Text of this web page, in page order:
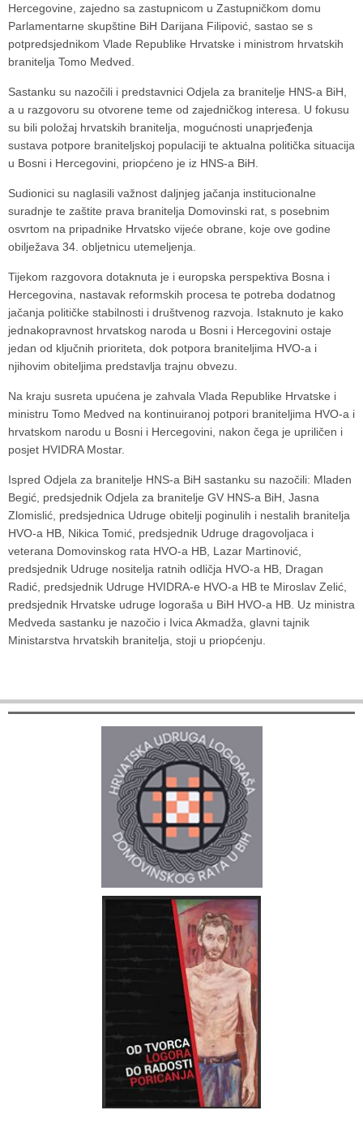
Hercegovine, zajedno sa zastupnicom u Zastupničkom domu
Parlamentarne skupštine BiH Darijana Filipović, sastao se s
potpredsjednikom Vlade Republike Hrvatske i ministrom hrvatskih
branitelja Tomo Medved.
Sastanku su nazočili i predstavnici Odjela za branitelje HNS-a BiH,
a u razgovoru su otvorene teme od zajedničkog interesa. U fokusu
su bili položaj hrvatskih branitelja, mogućnosti unaprjeđenja
sustava potpore braniteljskoj populaciji te aktualna politička situacija
u Bosni i Hercegovini, priopćeno je iz HNS-a BiH.
Sudionici su naglasili važnost daljnjeg jačanja institucionalne
suradnje te zaštite prava branitelja Domovinski rat, s posebnim
osvrtom na pripadnike Hrvatsko vijeće obrane, koje ove godine
obilježava 34. obljetnicu utemeljenja.
Tijekom razgovora dotaknuta je i europska perspektiva Bosna i
Hercegovina, nastavak reformskih procesa te potreba dodatnog
jačanja političke stabilnosti i društvenog razvoja. Istaknuto je kako
jednakopravnost hrvatskog naroda u Bosni i Hercegovini ostaje
jedan od ključnih prioriteta, dok potpora braniteljima HVO-a i
njihovim obiteljima predstavlja trajnu obvezu.
Na kraju susreta upućena je zahvala Vlada Republike Hrvatske i
ministru Tomo Medved na kontinuiranoj potpori braniteljima HVO-a i
hrvatskom narodu u Bosni i Hercegovini, nakon čega je upriličen i
posjet HVIDRA Mostar.
Ispred Odjela za branitelje HNS-a BiH sastanku su nazočili: Mladen
Begić, predsjednik Odjela za branitelje GV HNS-a BiH, Jasna
Zlomislić, predsjednica Udruge obitelji poginulih i nestalih branitelja
HVO-a HB, Nikica Tomić, predsjednik Udruge dragovoljaca i
veterana Domovinskog rata HVO-a HB, Lazar Martinović,
predsjednik Udruge nositelja ratnih odličja HVO-a HB, Dragan
Radić, predsjednik Udruge HVIDRA-e HVO-a HB te Miroslav Zelić,
predsjednik Hrvatske udruge logoraša u BiH HVO-a HB. Uz ministra
Medveda sastanku je nazočio i Ivica Akmadža, glavni tajnik
Ministarstva hrvatskih branitelja, stoji u priopćenju.